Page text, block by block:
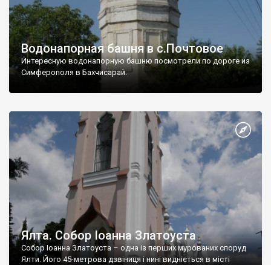
Водонапорная башня в с.Почтовое
Интересную водонапорную башню посмотрели по дороге из
Симферополя в Бахчисарай.
Ялта. Собор Іоанна Златоуста
Собор Іоанна Златоуста – одна із перших мурованих споруд
Ялти. Його 45-метрова дзвіниця і нині видніється в місті